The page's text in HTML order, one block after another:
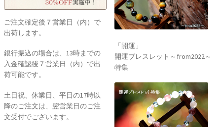
ご注文確定後７営業日（内）で
出荷します。
銀行振込の場合は、13時までの
入金確認後７営業日（内）で出
荷可能です。
土日祝、休業日、平日の17時以
降のご注文は、翌営業日のご注
文受付でございます。
「開運」
開運ブレスレット～from2022～
特集